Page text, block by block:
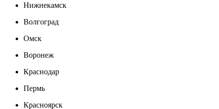
Нижнекамск
Волгоград
Омск
Воронеж
Краснодар
Пермь
Красноярск